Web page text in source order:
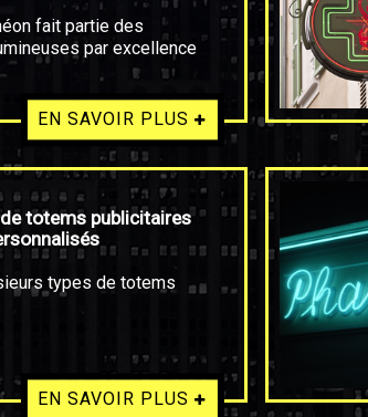
fait partie des
par excellence
EN SAVOIR PLUS
totems publicitaires
types de totems
EN SAVOIR PLUS